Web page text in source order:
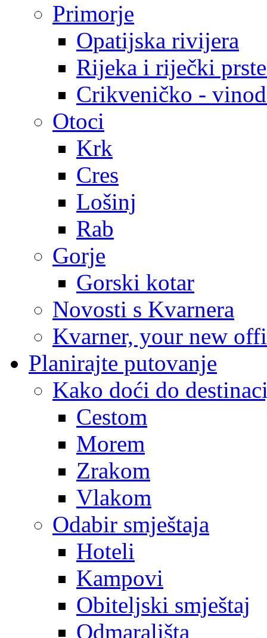
Primorje
Opatijska rivijera
Rijeka i riječki
Crikveničko -
Otoci
Krk
Cres
Lošinj
Rab
Gorje
Gorski kotar
Novosti s Kvarnera
Kvarner, your new
Planirajte putovanje
Kako doći do
Cestom
Morem
Zrakom
Vlakom
Odabir smještaja
Hoteli
Kampovi
Obiteljski smještaj
Odmarališta